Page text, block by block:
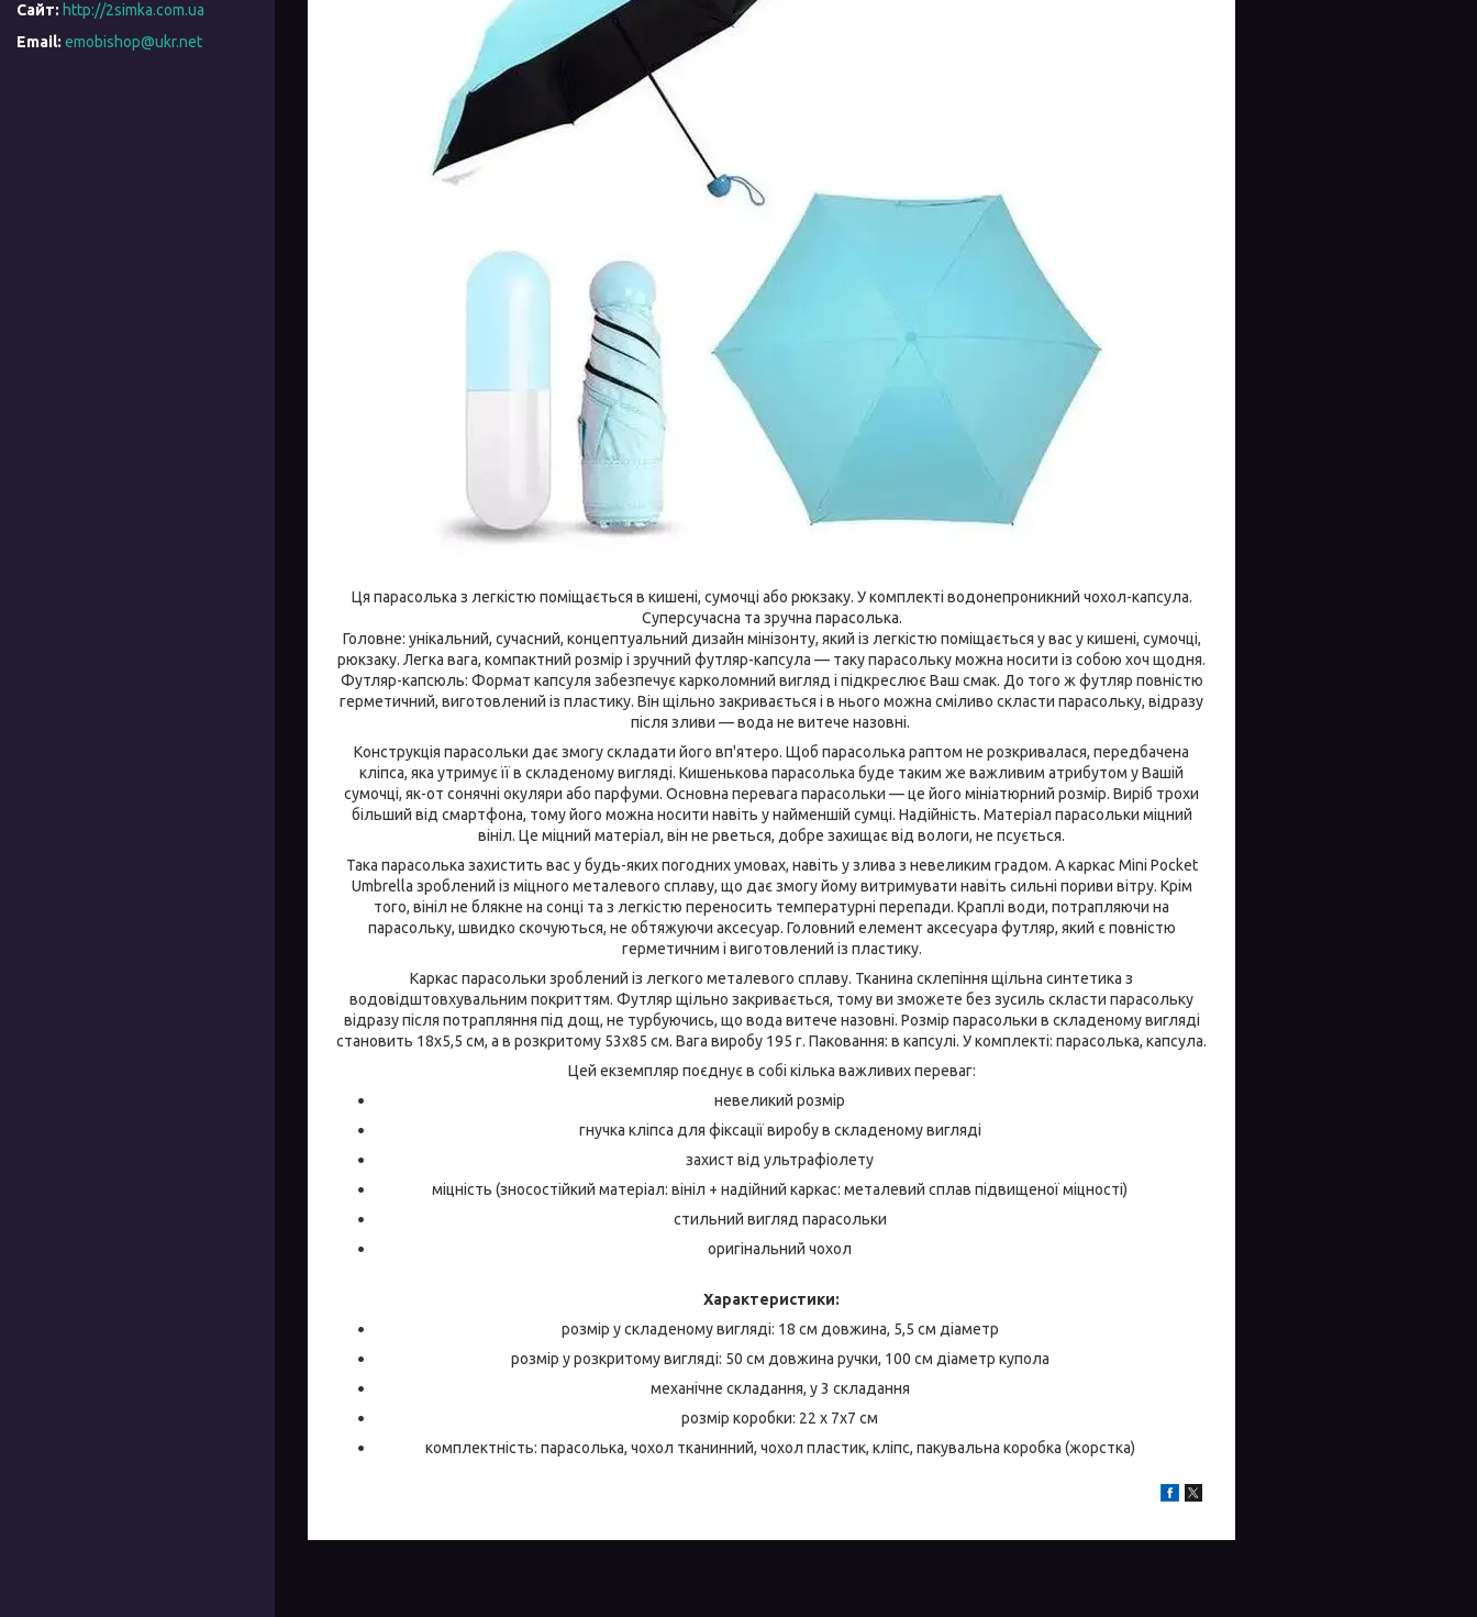
Ця парасолька з легкістю поміщається в кишені, сумочці або рюкзаку. У комплекті водонепроникний чохол-капсула.
Суперсучасна та зручна парасолька.
Головне: унікальний, сучасний, концептуальний дизайн мінізонту, який із легкістю поміщається у вас у кишені, сумочці,
рюкзаку. Легка вага, компактний розмір і зручний футляр-капсула — таку парасольку можна носити із собою хоч щодня.
Футляр-капсюль: Формат капсуля забезпечує карколомний вигляд і підкреслює Ваш смак. До того ж футляр повністю
герметичний, виготовлений із пластику. Він щільно закривається і в нього можна сміливо скласти парасольку, відразу
після зливи — вода не витече назовні.
Конструкція парасольки дає змогу складати його вп'ятеро. Щоб парасолька раптом не розкривалася, передбачена
кліпса, яка утримує її в складеному вигляді. Кишенькова парасолька буде таким же важливим атрибутом у Вашій
сумочці, як-от сонячні окуляри або парфуми. Основна перевага парасольки — це його мініатюрний розмір. Виріб трохи
більший від смартфона, тому його можна носити навіть у найменшій сумці. Надійність. Матеріал парасольки міцний
вініл. Це міцний матеріал, він не рветься, добре захищає від вологи, не псується.
Така парасолька захистить вас у будь-яких погодних умовах, навіть у злива з невеликим градом. А каркас Mini Pocket
Umbrella зроблений із міцного металевого сплаву, що дає змогу йому витримувати навіть сильні пориви вітру. Крім
того, вініл не блякне на сонці та з легкістю переносить температурні перепади. Краплі води, потрапляючи на
парасольку, швидко скочуються, не обтяжуючи аксесуар. Головний елемент аксесуара футляр, який є повністю
герметичним і виготовлений із пластику.
Каркас парасольки зроблений із легкого металевого сплаву. Тканина склепіння щільна синтетика з
водовідштовхувальним покриттям. Футляр щільно закривається, тому ви зможете без зусиль скласти парасольку
відразу після потрапляння під дощ, не турбуючись, що вода витече назовні. Розмір парасольки в складеному вигляді
становить 18х5,5 см, а в розкритому 53х85 см. Вага виробу 195 г. Паковання: в капсулі. У комплекті: парасолька, капсула.
Цей екземпляр поєднує в собі кілька важливих переваг:
невеликий розмір
гнучка кліпса для фіксації виробу в складеному вигляді
захист від ультрафіолету
міцність (зносостійкий матеріал: вініл + надійний каркас: металевий сплав підвищеної міцності)
стильний вигляд парасольки
оригінальний чохол
Характеристики:
розмір у складеному вигляді: 18 см довжина, 5,5 см діаметр
розмір у розкритому вигляді: 50 см довжина ручки, 100 см діаметр купола
механічне складання, у 3 складання
розмір коробки: 22 х 7х7 см
комплектність: парасолька, чохол тканинний, чохол пластик, кліпс, пакувальна коробка (жорстка)
http://2simka.com.ua
emobishop@ukr.net